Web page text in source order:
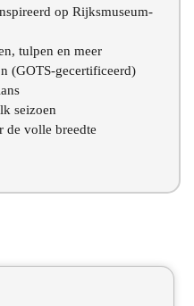
op Rijksmuseum-
tulpen en meer
(GOTS-gecertificeerd)
seizoen
de volle breedte